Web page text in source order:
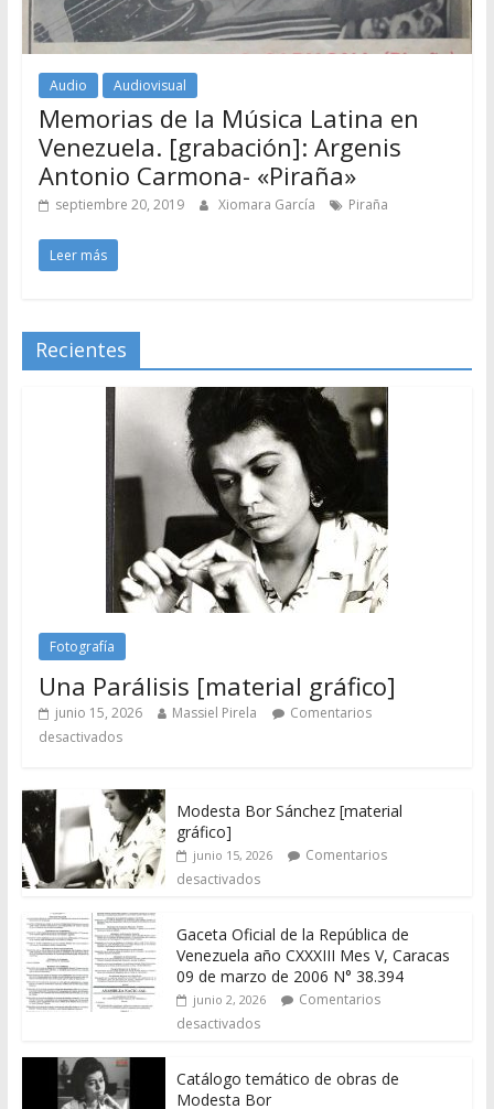
Audio Audiovisual
Memorias de la Música Latina en
Venezuela. [grabación]: Argenis
Antonio Carmona- «Piraña»
septiembre 20, 2019 Xiomara García Piraña
Leer más
Recientes
Fotografía
Una Parálisis [material gráfico]
junio 15, 2026 Massiel Pirela
Comentarios
desactivados
Modesta Bor Sánchez [material
gráfico]
junio 15, 2026
Comentarios
desactivados
Gaceta Oficial de la República de
Venezuela año CXXXIII Mes V, Caracas
09 de marzo de 2006 N° 38.394
junio 2, 2026
Comentarios
desactivados
Catálogo temático de obras de
Modesta Bor